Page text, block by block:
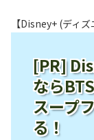
【Disney+ (ディズ
[PR]
なら
スープ
る！